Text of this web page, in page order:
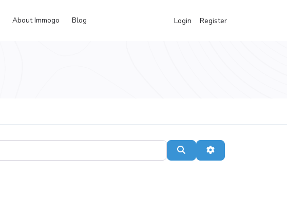
About Immogo Blog Login Register
Search Advanced Filters